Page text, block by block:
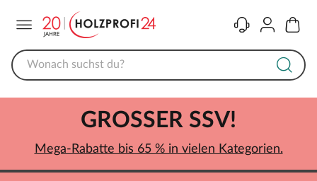
KontaktKonto
GROSSER SSV!
Mega-Rabatte bis 65 % in vielen Kategorien.